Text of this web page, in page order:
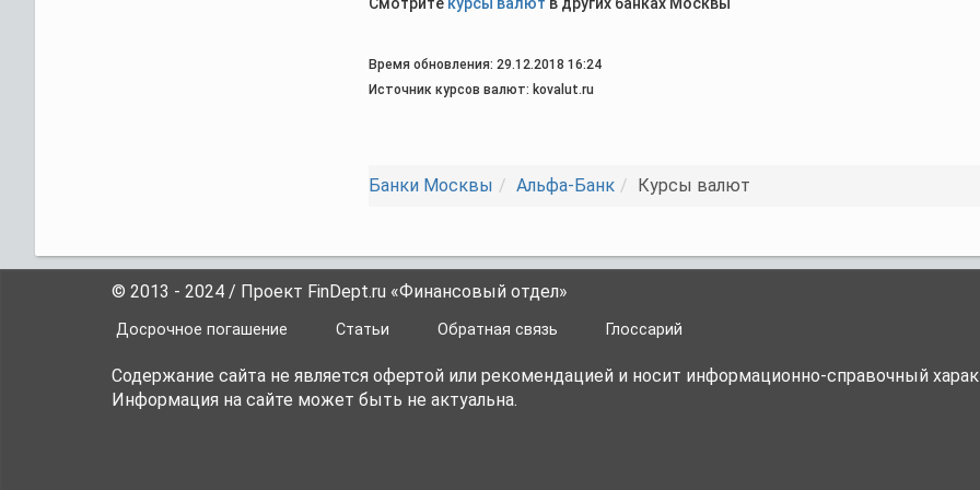
Время обновления: 29.12.2018 16:24
Источник курсов валют: kovalut.ru
Банки Москвы Альфа-Банк Курсы валют
© 2013 - 2024 / Проект FinDept.ru «Финансовый отдел»
Досрочное погашение Статьи Обратная связь Глоссарий
Содержание сайта не является офертой или рекомендацией и носит информационно-справочный
Информация на сайте может быть не актуальна.